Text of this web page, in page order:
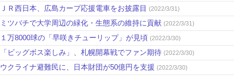
ＪＲ西日本、広島カープ応援電車をお披露目 (2022/3/31)
ミツバチで大学周辺の緑化・生態系の維持に貢献 (2022/3/31)
１万8000球の「早咲きチューリップ」が見頃 (2022/3/30)
「ビッグボス楽しみ」、札幌開幕戦でファン期待 (2022/3/30)
ウクライナ避難民に、日本財団が50億円を支援 (2022/3/30)